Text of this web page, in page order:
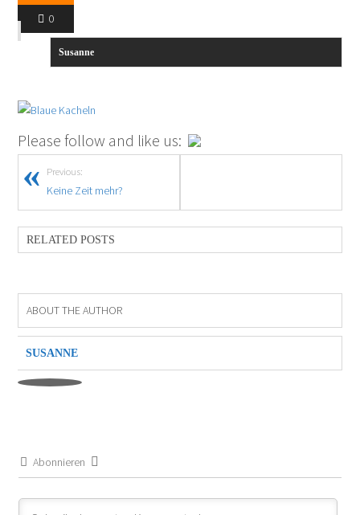
0
Susanne
Please follow and like us:
Previous:
Keine Zeit mehr?
RELATED POSTS
ABOUT THE AUTHOR
SUSANNE
Abonnieren